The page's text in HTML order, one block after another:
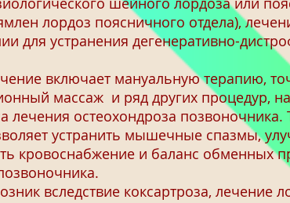
лордоз поясничного отдела),
для устранения дегенеративно-
включает мануальную терапию,
массаж и ряд других процедур,
лечения остеохондроза
устранить мышечные спазмы,
кровоснабжение и баланс обменных
вследствие коксартроза, лечение